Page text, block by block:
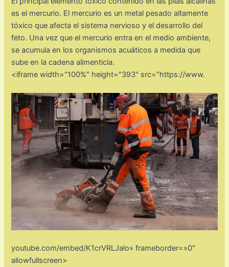
es el mercurio. El mercurio es un metal pesado altamente
tóxico que afecta el sistema nervioso y el desarrollo del
feto. Una vez que el mercurio entra en el medio ambiente,
se acumula en los organismos acuáticos a medida que
sube en la cadena alimenticia.
<iframe width="100%" height="393" src="https://www.
youtube.com/embed/K1crVRLJalo» frameborder=»0″
allowfullscreen>